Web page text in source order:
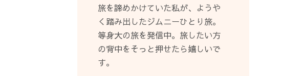
旅を諦めかけていた私が、ようや
く踏み出したジムニーひとり旅。
等身大の旅を発信中。旅したい方
の背中をそっと押せたら嬉しいで
す。